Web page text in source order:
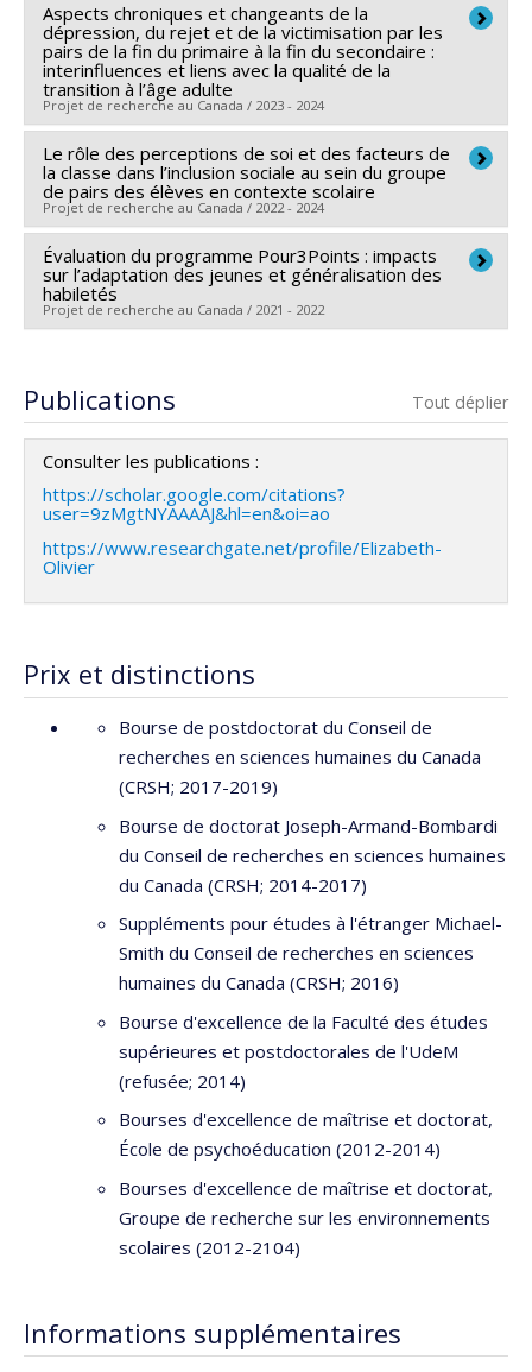
Chercheur principal : Kristel Tardif-Grenier
Co-chercheurs : Isabelle Archambault,Véronique
Dupéré,Sophie Tremblay-Hébert,Elizabeth Olivier
Sources de financement :FRQSC/Fonds de recherche
du Québec - Société et culture (FQRSC)
Programmes de subvention :PVXXXXXX-Soutien aux
infrastructures de rech. des instituts et des centres
affiliés universitaires
Aspects chroniques et changeants de la
dépression, du rejet et de la victimisation par les
pairs de la fin du primaire à la fin du secondaire :
interinfluences et liens avec la qualité de la
transition à l’âge adulte
Projet de recherche au Canada / 2023 - 2024
Chercheur principal : Elizabeth Olivier
Le rôle des perceptions de soi et des facteurs de
la classe dans l’inclusion sociale au sein du groupe
de pairs des élèves en contexte scolaire
Projet de recherche au Canada / 2022 - 2024
Chercheur principal : Marie-Claude Salvas
Co-chercheurs : Isabelle Archambault,Elizabeth
Olivier,Caterina Mamprin ,Christelle Robert-Mazaye
en sciences humaines du Canada
Programmes de subvention :PV153480-Subventions
de développement Savoir
Évaluation du programme Pour3Points : impacts
sur l’adaptation des jeunes et généralisation des
habiletés
Projet de recherche au Canada / 2021 - 2022
Co-chercheurs :
Dupéré,Elizabeth Olivier,Christine Gervais,William
Falcão
Sources de financement :
en sciences humaines du Canada
Programmes de subvention :
PVXXXXXX-Subvention
d'engagement partenarial
Publications Tout déplier
Consulter les publications :
https://scholar.google.com/citations?
user=9zMgtNYAAAAJ&hl=en&oi=ao
https://www.researchgate.net/profile/Elizabeth-
Olivier
Prix et distinctions
Bourse de postdoctorat du Conseil de
recherches en sciences humaines du Canada
(CRSH; 2017-2019)
Bourse de doctorat Joseph-Armand-Bombardi
du Conseil de recherches en sciences humaines
du Canada (CRSH; 2014-2017)
Suppléments pour études à l'étranger Michael-
Smith du Conseil de recherches en sciences
humaines du Canada (CRSH; 2016)
Bourse d'excellence de la Faculté des études
supérieures et postdoctorales de l'UdeM
(refusée; 2014)
Bourses d'excellence de maîtrise et doctorat,
École de psychoéducation (2012-2014)
Bourses d'excellence de maîtrise et doctorat,
Groupe de recherche sur les environnements
scolaires (2012-2104)
Informations supplémentaires